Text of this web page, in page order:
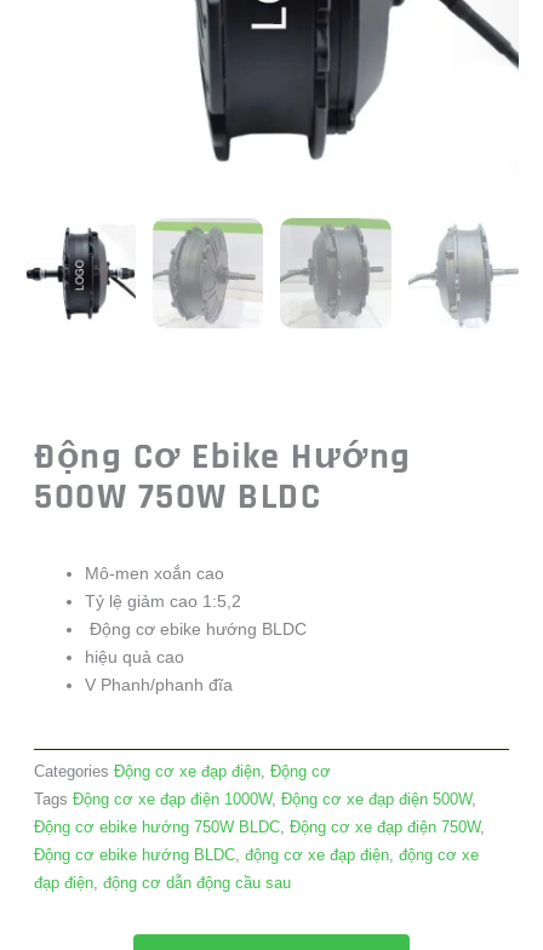
Động Cơ Ebike Hướng
500W 750W BLDC
Mô-men xoắn cao
Tỷ lệ giảm cao 1:5,2
Động cơ ebike hướng BLDC
hiệu quả cao
V Phanh/phanh đĩa
Categories Động cơ xe đạp điện Động cơ
Tags Động cơ xe đạp điện 1000W, Động cơ xe đạp điện 500W,
Động cơ ebike hướng 750W BLDC Động cơ xe đạp điện 750W,
Động cơ ebike hướng BLDC động cơ xe đạp điện động cơ xe
đạp điện động cơ dẫn động cầu sau